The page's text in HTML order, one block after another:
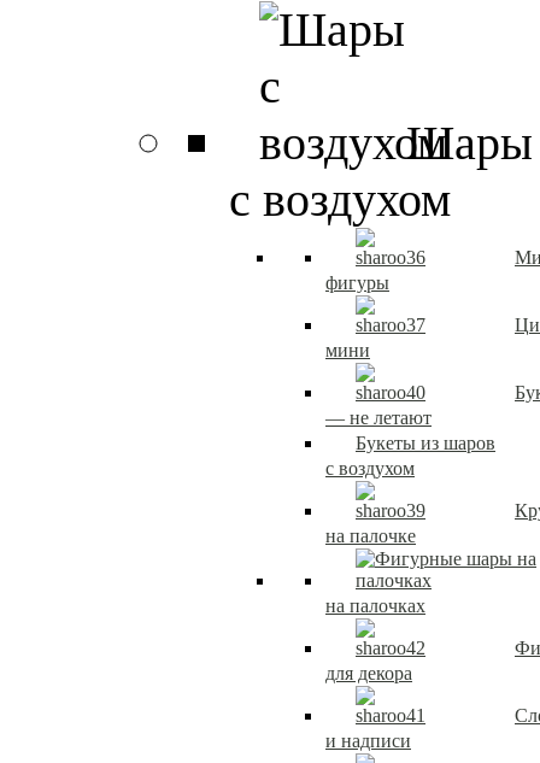
Шары
с воздухом
фигуры
мини
— не летают
Букеты из шаров
с воздухом
на палочке
на палочках
для декора
и надписи